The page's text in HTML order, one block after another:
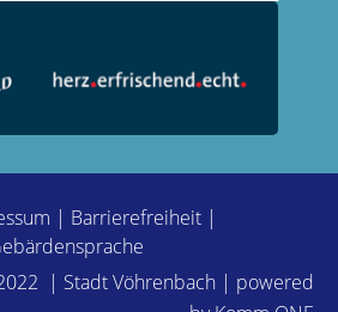
| Barrierefreiheit |
| Stadt Vöhrenbach | powered